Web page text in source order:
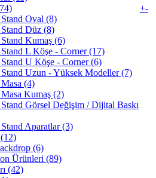
+-
Oval (8)
Düz (8)
Kumaş (6)
L Köşe - Corner (17)
U Köşe - Corner (6)
Uzun - Yüksek Modeller (7)
(4)
Kumaş (2)
Görsel Değişim / Dijital Baskı
Aparatlar (3)
(12)
(6)
Ürünleri (89)
(42)